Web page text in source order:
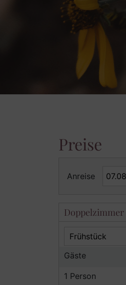
Preise
Anreise
Doppelzimmer
Gäste
1 Person